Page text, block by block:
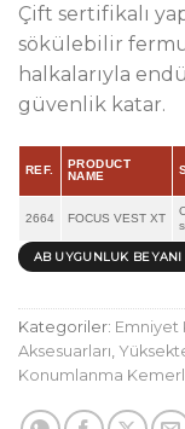
Çift sertifikalı
sökülebilir
halkalarıyla
güvenlik katar.
REF.
PRODUCT
NAME
2664 FOCUS VEST XT
AB UYGUNLUK BEYANI
Kategoriler: Emniyet
Aksesuarları,
Konumlanma